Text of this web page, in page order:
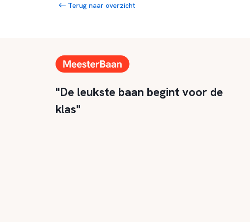
Terug naar overzicht
"De leukste baan begint voor de
klas"